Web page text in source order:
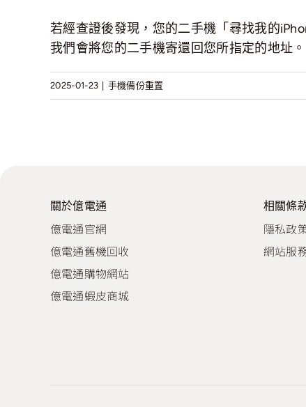
若經查證後發現，您的二手機「尋找我的
我們會將您的二手機寄還回您所指定的地址。
2025-01-23 | 手機備份重置
關於億電通
億電通官網
億電通舊機回收
億電通購物網站
億電通蝦皮商城
相關條
隱私政
網站服